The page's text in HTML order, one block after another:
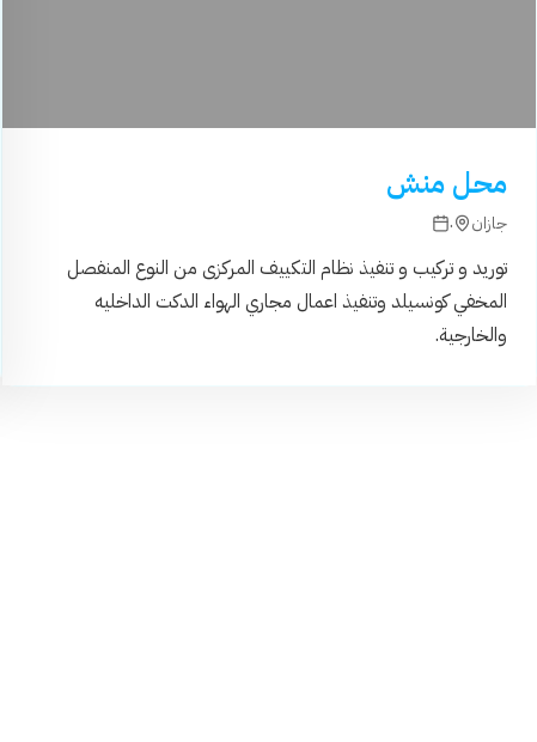
محل منش
جازان
.
توريد و تركيب و تنفيذ نظام التكييف المركزى من النوع المنفصل
المخفي كونسيلد وتنفيذ اعمال مجاري الهواء الدكت الداخليه
والخارجية.